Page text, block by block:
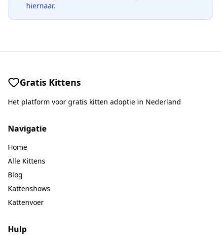
hiernaar.
Gratis Kittens
Het platform voor gratis kitten adoptie in Nederland
Navigatie
Home
Alle Kittens
Blog
Kattenshows
Kattenvoer
Hulp